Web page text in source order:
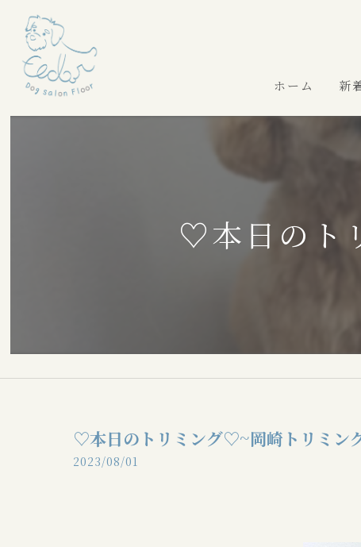
ホーム 新
♡本日のト
♡本日のトリミング♡⁠~岡崎トリミン
2023/08/01